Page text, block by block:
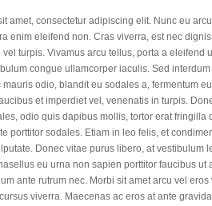
amet, consectetur adipiscing elit. Nunc eu
enim eleifend non. Cras viverra, est nec
turpis. Vivamus arcu tellus, porta a eleifend
congue ullamcorper iaculis. Sed
mauris odio, blandit eu sodales a, fermentum
et imperdiet vel, venenatis in turpis.
odio quis dapibus mollis, tortor erat fringilla
porttitor sodales. Etiam in leo felis, et
Donec vitae purus libero, at vestibulum
eu urna non sapien porttitor faucibus ut
ante rutrum nec. Morbi sit amet arcu vel
viverra. Maecenas ac eros at ante